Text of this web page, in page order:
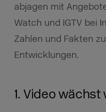
abjagen mit
Watch und IGTV bei
Zahlen und Fakten
Entwicklungen.
1. Video wächst